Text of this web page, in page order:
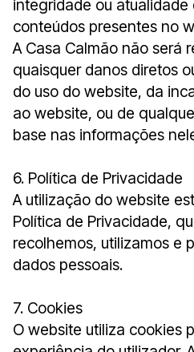
integridade ou atualidade
conteúdos presentes no
A Casa Calmão não será
quaisquer danos diretos
do uso do website, da
ao website, ou de
base nas informações
6. Política de Privacidade
A utilização do website
Política de Privacidade,
recolhemos, utilizamos e
dados pessoais.
7. Cookies
O website utiliza cookies